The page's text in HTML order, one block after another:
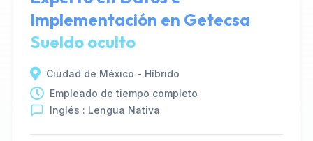
Implementación en Getecsa
Sueldo oculto
Ciudad de México - Híbrido
Empleado de tiempo completo
Inglés : Lengua Nativa